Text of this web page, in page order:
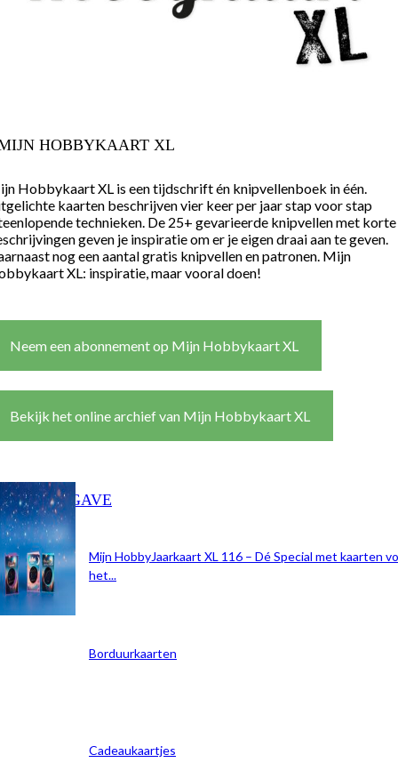
HOBBYKAART XL
Hobbykaart XL is een tijdschrift én knipvellenboek in één.
kaarten beschrijven vier keer per jaar stap voor stap
technieken. De 25+ gevarieerde knipvellen met korte
geven je inspiratie om er je eigen draai aan te geven.
nog een aantal gratis knipvellen en patronen. Mijn
XL: inspiratie, maar vooral doen!
Neem een abonnement op Mijn Hobbykaart XL
Bekijk het online archief van Mijn Hobbykaart XL
UITGAVE
Mijn HobbyJaarkaart XL 116 – Dé Special met kaarten
het...
Borduurkaarten
Cadeaukaartjes